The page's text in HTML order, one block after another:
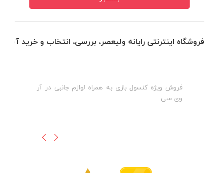
فروشگاه اینترنتی رایانه ولیعصر، بررسی، انتخاب و خرید
فروش ویژه کنسول بازی به همراه لوازم جانبی در آر
وی سی